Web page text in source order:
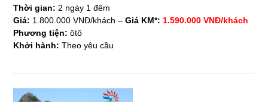
Thời gian: 2 ngày 1 đêm
Giá: 1.800.000 VNĐ/khách –Giá KM*: 1.590.000 VNĐ/khách
Phương tiện:ôtô
Khởi hành:Theo yêu cầu